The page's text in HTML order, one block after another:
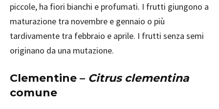
piccole, ha fiori bianchi e profumati. I frutti giungono a
maturazione tra novembre e gennaio o più
tardivamente tra febbraio e aprile. I frutti senza semi
originano da una mutazione.
Clementine – Citrus clementina
comune